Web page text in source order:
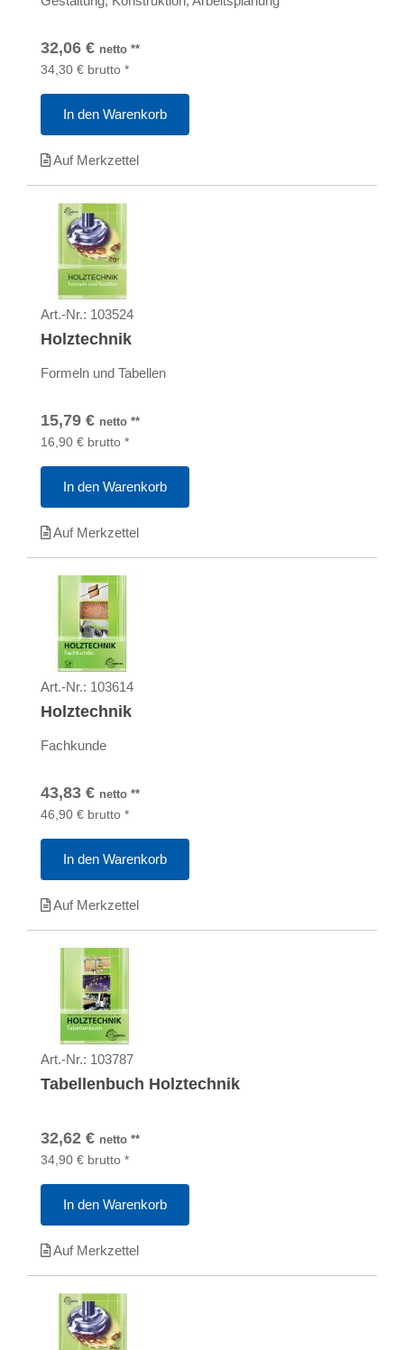
32,06 € netto **
34,30 € brutto *
In den Warenkorb
Auf Merkzettel
Art.-Nr.: 103524
Holztechnik
Formeln und Tabellen
15,79 € netto **
16,90 € brutto *
In den Warenkorb
Auf Merkzettel
Art.-Nr.: 103614
Holztechnik
Fachkunde
43,83 € netto **
46,90 € brutto *
In den Warenkorb
Auf Merkzettel
Art.-Nr.: 103787
Tabellenbuch Holztechnik
32,62 € netto **
34,90 € brutto *
In den Warenkorb
Auf Merkzettel